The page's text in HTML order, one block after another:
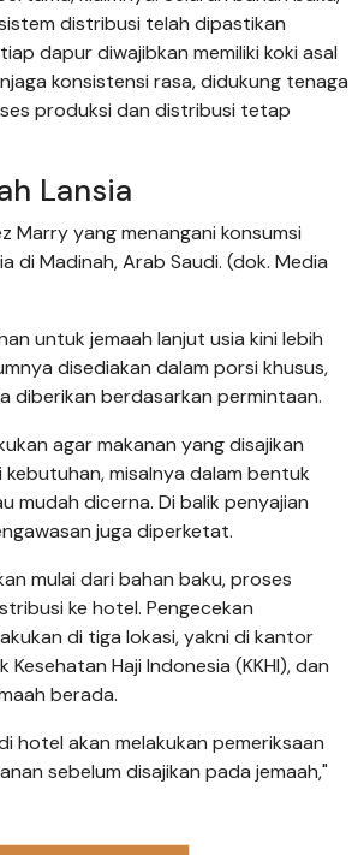
distribusi telah dipastikan
dapur diwajibkan memiliki koki asal
konsistensi rasa, didukung tenaga
produksi dan distribusi tetap
Lansia
Marry yang menangani konsumsi
di Madinah, Arab Saudi. (dok. Media
untuk jemaah lanjut usia kini lebih
disediakan dalam porsi khusus,
diberikan berdasarkan permintaan.
agar makanan yang disajikan
misalnya dalam bentuk
mudah dicerna. Di balik penyajian
juga diperketat.
mulai dari bahan baku, proses
ke hotel. Pengecekan
di tiga lokasi, yakni di kantor
Kesehatan Haji Indonesia (KKHI), dan
berada.
hotel akan melakukan pemeriksaan
sebelum disajikan pada jemaah,"